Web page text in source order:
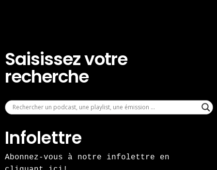
Saisissez votre
recherche
Infolettre
Abonnez-vous à notre infolettre en